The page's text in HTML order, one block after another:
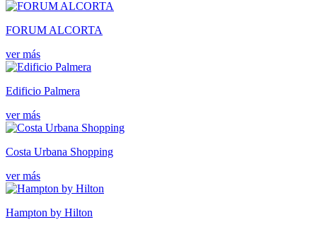
FORUM ALCORTA
ver más
Edificio Palmera
ver más
Costa Urbana Shopping
ver más
Hampton by Hilton